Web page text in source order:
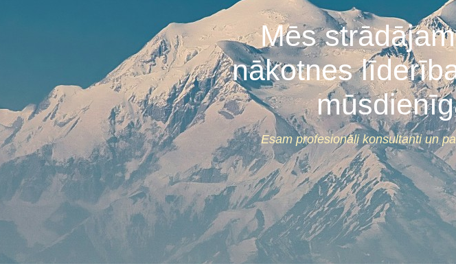
Mēs
nākotnes
Esam profesionāli konsultanti un